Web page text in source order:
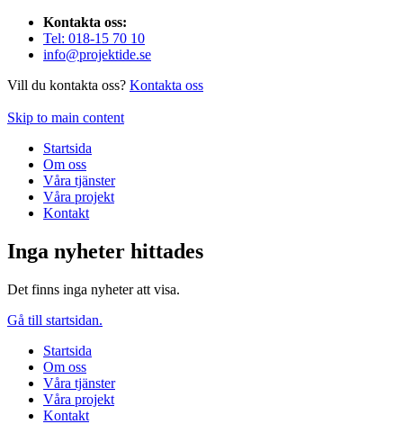
Kontakta oss:
Tel: 018-15 70 10
info@projektide.se
Vill du kontakta oss? Kontakta oss
Skip to main content
Startsida
Om oss
Våra tjänster
Våra projekt
Kontakt
Inga nyheter hittades
Det finns inga nyheter att visa.
Gå till startsidan.
Startsida
Om oss
Våra tjänster
Våra projekt
Kontakt